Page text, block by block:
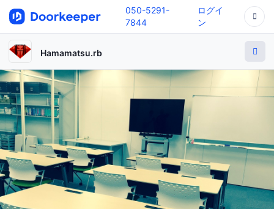
050-5291-
7844
ログイ
ン
Hamamatsu.rb